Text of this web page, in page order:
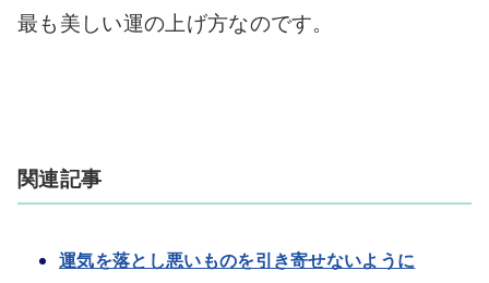
最も美しい運の上げ方なのです。
関連記事
運気を落とし悪いものを引き寄せないように